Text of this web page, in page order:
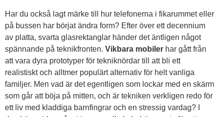
Har du också lagt märke till hur telefonerna i fikarummet eller
på bussen har börjat ändra form? Efter över ett decennium
av platta, svarta glasrektanglar händer det äntligen något
spännande på teknikfronten. Vikbara mobiler har gått från
att vara dyra prototyper för tekniknördar till att bli ett
realistiskt och alltmer populärt alternativ för helt vanliga
familjer. Men vad är det egentligen som lockar med en skärm
som går att böja på mitten, och är tekniken verkligen redo för
ett liv med kladdiga barnfingrar och en stressig vardag? I